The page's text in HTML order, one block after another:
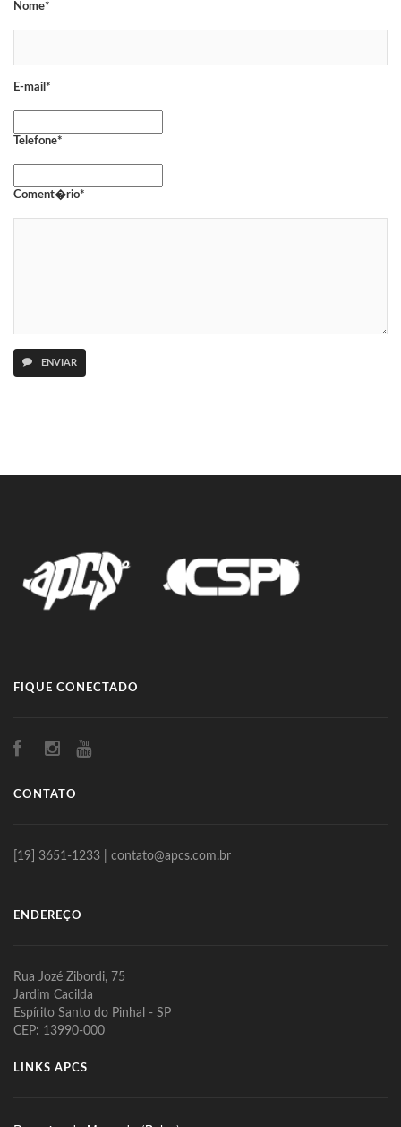
Nome*
E-mail*
Telefone*
Coment�rio*
ENVIAR
FIQUE CONECTADO
CONTATO
[19] 3651-1233 | contato@apcs.com.br
ENDEREÇO
Rua Jozé Zibordi, 75
Jardim Cacilda
Espírito Santo do Pinhal - SP
CEP: 13990-000
LINKS APCS